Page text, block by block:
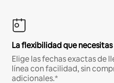
La flexibilidad que necesitas
Elige las fechas exactas de
línea con facilidad, sin
adicionales.*